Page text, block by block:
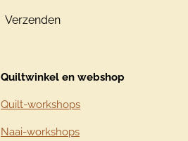
Verzenden
Quiltwinkel en webshop
Quilt-workshops
Naai-workshops